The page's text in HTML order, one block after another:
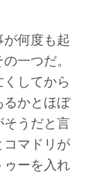
何度も起
一つだ。
してから
るかとほぼ
そうだと言
コマドリが
ゥーを入れ